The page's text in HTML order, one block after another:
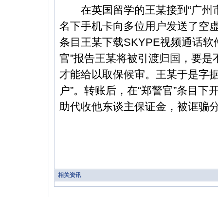
在英国留学的王某接到“广州市
名下手机卡向多位用户发送了空
条目王某下载SKYPE视频通话软
官”报告王某将被引渡归国，要
才能给以取保候审。王某于是字
户”。转账后，在“郑警官”条目
助代收他东谈主保证金，被诓骗
相关资讯